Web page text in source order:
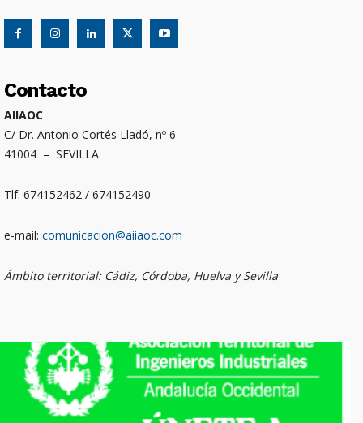
Contacto
AIIAOC
C/ Dr. Antonio Cortés Lladó, nº 6
41004 – SEVILLA
Tlf. 674152462 / 674152490
e-mail: comunicacion@aiiaoc.com
Ámbito territorial: Cádiz, Córdoba, Huelva y Sevilla